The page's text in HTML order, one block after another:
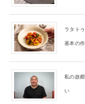
ラタト
基本の
私の故
い